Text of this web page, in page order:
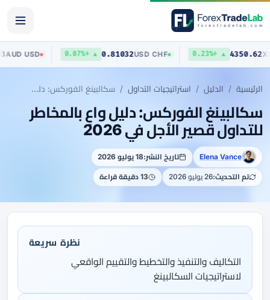
▲
USD/CHF
0.81032
▲ +0.07%
AUD/USD
0.70403
▼ 0.03%
الرئيسية الدليل استراتيجيات التداول سكالبينغ الفوركس: دليل واعٍ بالمخاطر للتداول قصير الأجل في 2026
سكالبينغ الفوركس: دليل واعٍ بالمخاطر
للتداول قصير الأجل في 2026
Elena Vance تاريخ النشر:18 يوليو 2026
تم التحديث:26 يوليو 2026 13 دقيقة قراءة
نظرة سريعة
التكاليف والتنفيذ والتخطيط والتقييم الواقعي
لاستراتيجيات السكالبينغ